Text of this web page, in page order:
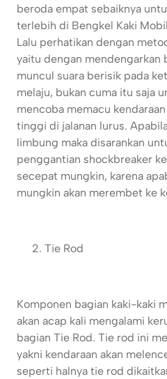
beroda empat sebaiknya
terlebih di Bengkel Kaki
Lalu perhatikan dengan
yaitu dengan mendengarkan
muncul suara berisik pada
melaju, bukan cuma itu saja
mencoba memacu
tinggi di jalanan lurus.
limbung maka disarankan
penggantian shockbreaker
secepat mungkin, karena
mungkin akan merembet ke
Tie Rod
Komponen bagian kaki-kaki
akan acap kali mengalami
bagian Tie Rod. Tie rod ini
yakni kendaraan akan
seperti halnya tie rod